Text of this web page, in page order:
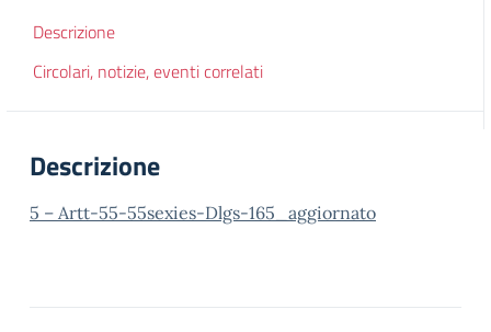
Descrizione
Circolari, notizie, eventi correlati
Descrizione
5 – Artt-55-55sexies-Dlgs-165_aggiornato